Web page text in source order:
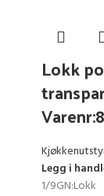
Lokk
Legg i
1/9GN:Lokk